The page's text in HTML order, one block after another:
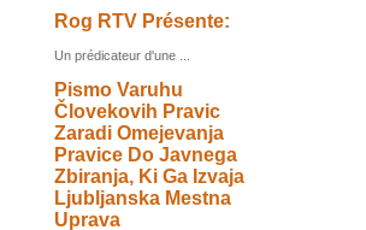
Rog RTV Présente:
Un prédicateur d'une ...
Pismo Varuhu
Človekovih Pravic
Zaradi Omejevanja
Pravice Do Javnega
Zbiranja, Ki Ga Izvaja
Ljubljanska Mestna
Uprava